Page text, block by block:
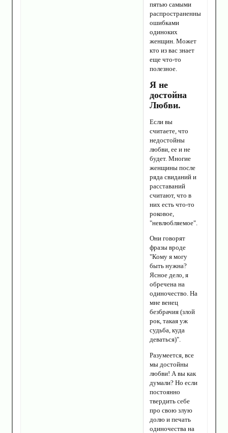
пятью самыми
распространенными
ошибками
одиноких
женщин. Может
кто из вас знает
еще что-то
полезное.
Я не
достойна
Любви.
Если вы
считаете, что
недостойны
любви, ее и не
будет. Многие
женщины после
ряда свиданий и
расставаний
считают, что в
них есть что-то
роковое,
"невлюбляемое".
Они говорят
фразы вроде
"Кому я могу
быть нужна?
Ясное дело, я
обречена на
одиночество. На
мне венец
безбрачия (злой
рок, такая уж
судьба, куда
деваться)".
Разумеется, все
мы достойны
любви! А вы как
думали? Но если
постоянно
твердить себе
про свою злую
долю и печать
одиночества на